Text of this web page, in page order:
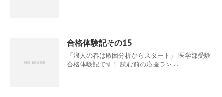
合格体験記その15
「浪人の春は敗因分析からスタート」 医学部受験
合格体験記です！ 読む前の応援ラン ...